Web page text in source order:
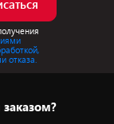
отказа.